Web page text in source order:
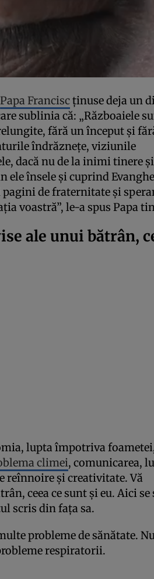
Papa Franciscținuse deja un
sublinia că: „Războaiele
fără un început și
îndrăznețe, viziunile
dacă nu de la inimi tinere și
ele însele și cuprind
pagini de fraternitate și
voastră”, le-a spus Papa
ale unui bătrân,
lupta împotriva
climei, comunicarea,
reînnoire și creativitate. Vă
ceea ce sunt și eu. Aici se
scris din fața sa.
probleme de sănătate.
respiratorii.